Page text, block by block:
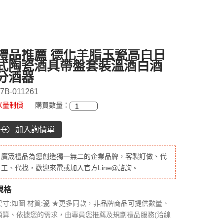
品推薦 德化羊脂玉瓷高白日
陶瓷酒具帶盤套裝溫酒白酒
酒器
011261
量制價 購買數量：
加入詢價單
廣宬禮品為您創造獨一無二的企業品牌，客製訂做、代
工、代找，歡迎來電或加入官方Line@諮詢。
格
寸:如圖 材質:瓷 ★更多同款，非品牌商品可提供數量、
算、依據您的需求，由專員您推薦及規劃禮品服務(洽線